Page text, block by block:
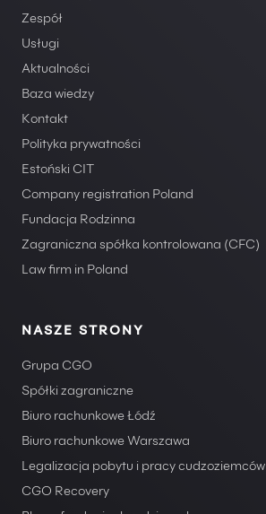
Zespół
Usługi
Aktualności
Baza wiedzy
Kontakt
Polityka prywatności
Estoński CIT
Company registration Poland
Fundacja Rodzinna
Zagraniczna spółka kontrolowana (CFC)
Law firm in Poland
NASZE STRONY
Grupa CGO
Spółki zagraniczne
Biuro rachunkowe Łódź
Biuro rachunkowe Warszawa
Legalizacja pobytu i pracy cudzoziemców
CGO Recovery